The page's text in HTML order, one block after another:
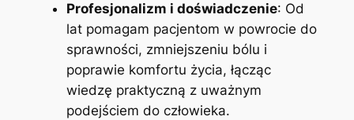
Profesjonalizm i doświadczenie: Od
lat pomagam pacjentom w powrocie do
sprawności, zmniejszeniu bólu i
poprawie komfortu życia, łącząc
wiedzę praktyczną z uważnym
podejściem do człowieka.